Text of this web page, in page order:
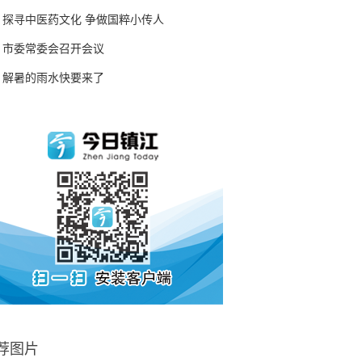
探寻中医药文化 争做国粹小传人
市委常委会召开会议
解暑的雨水快要来了
图片